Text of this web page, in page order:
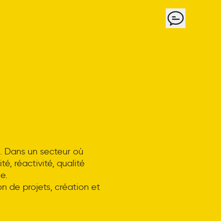
Contact
Dans un secteur où
réactivité, qualité
de projets, création et